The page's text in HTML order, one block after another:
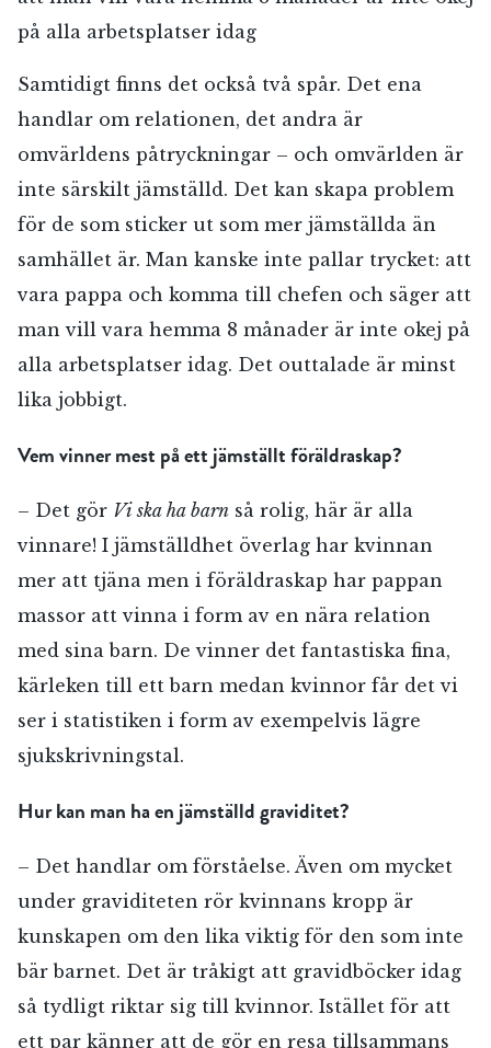
på alla arbetsplatser idag
Samtidigt finns det också två spår. Det ena
handlar om relationen, det andra är
omvärldens påtryckningar – och omvärlden är
inte särskilt jämställd. Det kan skapa problem
för de som sticker ut som mer jämställda än
samhället är. Man kanske inte pallar trycket: att
vara pappa och komma till chefen och säger att
man vill vara hemma 8 månader är inte okej på
alla arbetsplatser idag. Det outtalade är minst
lika jobbigt.
Vem vinner mest på ett jämställt föräldraskap?
– Det gör Vi ska ha barn så rolig, här är alla
vinnare! I jämställdhet överlag har kvinnan
mer att tjäna men i föräldraskap har pappan
massor att vinna i form av en nära relation
med sina barn. De vinner det fantastiska fina,
kärleken till ett barn medan kvinnor får det vi
ser i statistiken i form av exempelvis lägre
sjukskrivningstal.
Hur kan man ha en jämställd graviditet?
– Det handlar om förståelse. Även om mycket
under graviditeten rör kvinnans kropp är
kunskapen om den lika viktig för den som inte
bär barnet. Det är tråkigt att gravidböcker idag
så tydligt riktar sig till kvinnor. Istället för att
ett par känner att de gör en resa tillsammans